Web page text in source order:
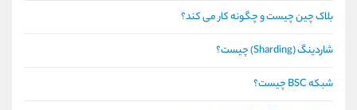
بلاک چین چیست و چگونه کار می کند؟
شاردینگ (Sharding) چیست؟
شبکه BSC چیست؟